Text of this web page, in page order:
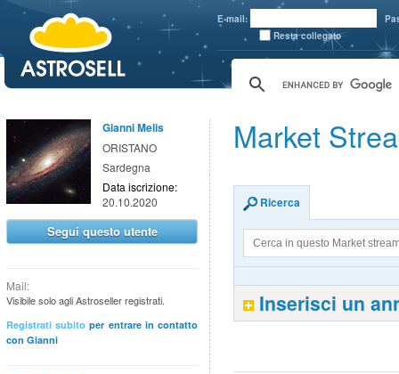
E-mail:
Resta collegato
Gianni Melis
ORISTANO
Sardegna
Data iscrizione:
20.10.2020
Segui questo utente
Mail:
Visibile solo agli Astroseller registrati.
Registrati subito per entrare in contatto
con Gianni
Market
Ricerca
Inserisci un